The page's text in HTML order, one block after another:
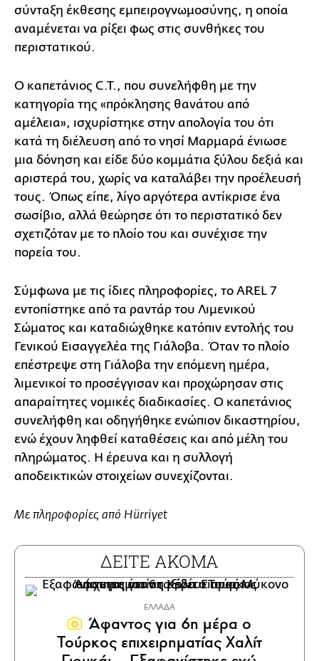
σύνταξη έκθεσης εμπειρογνωμοσύνης, η οποία
αναμένεται να ρίξει φως στις συνθήκες του
περιστατικού.
Ο καπετάνιος C.T., που συνελήφθη με την
κατηγορία της «πρόκλησης θανάτου από
αμέλεια», ισχυρίστηκε στην απολογία του ότι
κατά τη διέλευση από το νησί Μαρμαρά ένιωσε
μια δόνηση και είδε δύο κομμάτια ξύλου δεξιά και
αριστερά του, χωρίς να καταλάβει την προέλευσή
τους. Όπως είπε, λίγο αργότερα αντίκρισε ένα
σωσίβιο, αλλά θεώρησε ότι το περιστατικό δεν
σχετιζόταν με το πλοίο του και συνέχισε την
πορεία του.
Σύμφωνα με τις ίδιες πληροφορίες, το AREL 7
εντοπίστηκε από τα ραντάρ του Λιμενικού
Σώματος και καταδιώχθηκε κατόπιν εντολής του
Γενικού Εισαγγελέα της Γιάλοβα. Όταν το πλοίο
επέστρεψε στη Γιάλοβα την επόμενη ημέρα,
λιμενικοί το προσέγγισαν και προχώρησαν στις
απαραίτητες νομικές διαδικασίες. Ο καπετάνιος
συνελήφθη και οδηγήθηκε ενώπιον δικαστηρίου,
ενώ έχουν ληφθεί καταθέσεις και από μέλη του
πληρώματος. Η έρευνα και η συλλογή
αποδεικτικών στοιχείων συνεχίζονται.
Με πληροφορίες από Hürriyet
ΔΕΙΤΕ ΑΚΟΜΑ
ΕΛΛΑΔΑ
Άφαντος για 6η μέρα ο
Τούρκος επιχειρηματίας Χαλίτ